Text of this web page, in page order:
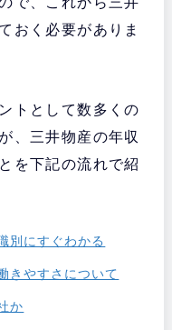
おく必要がありま
トとして数多くの
、三井物産の年収
を下記の流れで紹
別にすぐわかる
きやすさについて
か